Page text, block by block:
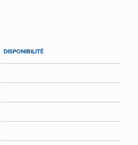
DISPONIBILITÉ